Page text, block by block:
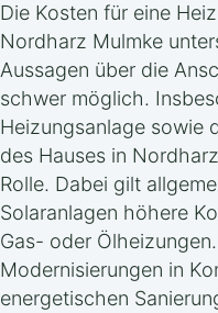
Die Kosten für eine
Nordharz Mulmke
Aussagen über die
schwer möglich.
Heizungsanlage sowie
des Hauses in
Rolle. Dabei gilt
Solaranlagen höhere
Gas- oder
Modernisierungen in
energetischen